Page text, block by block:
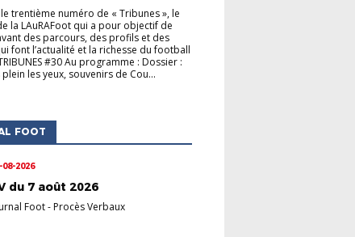
trentième numéro de « Tribunes », le
la LAuRAFoot qui a pour objectif de
des parcours, des profils et des
font l’actualité et la richesse du football
#30 Au programme : Dossier :
les yeux, souvenirs de Cou...
FOOT
08-2026
du 7 août 2026
Foot- Procès Verbaux